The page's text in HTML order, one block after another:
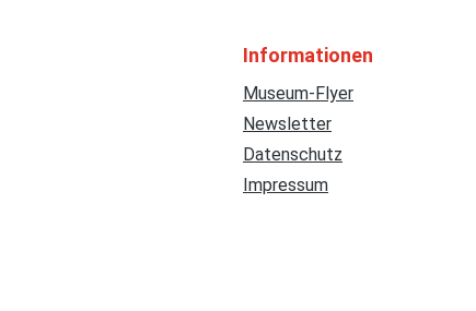
Informationen
Museum-Flyer
Newsletter
Datenschutz
Impressum